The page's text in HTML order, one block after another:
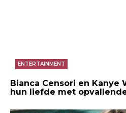
ENTERTAINMENT
Bianca Censori en
hun liefde met